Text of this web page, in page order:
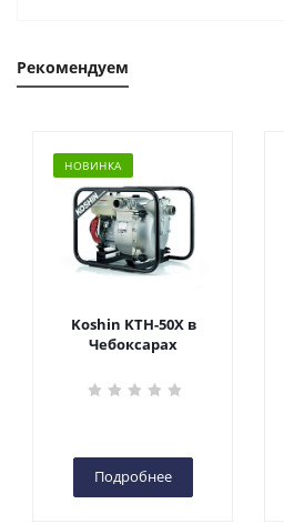
Рекомендуем
НОВИНКА
Koshin KTH-50X в
Чебоксарах
Подробнее